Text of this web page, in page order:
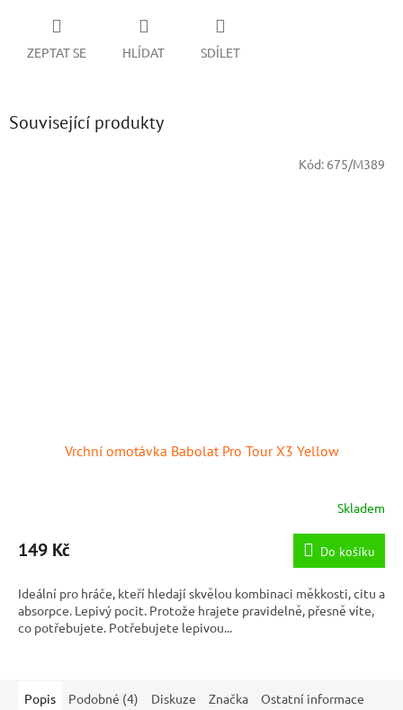
ZEPTAT SE HLÍDAT SDÍLET
Související produkty
Vrchní omotávka Babolat Pro Tour X3 Yellow
Skladem
149 Kč Do košíku
Ideální pro hráče, kteří hledají skvělou kombinaci měkkosti, citu a
absorpce. Lepivý pocit. Protože hrajete pravidelně, přesně víte,
co potřebujete. Potřebujete lepivou...
Kód: 675/M389
Popis Podobné (4) Diskuze Značka Ostatní informace